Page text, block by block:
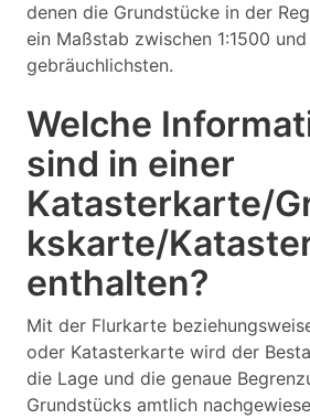
denen die Grundstücke in der
ein Maßstab zwischen 1:1500
gebräuchlichsten.
Welche
sind in einer
Katasterkarte/
kskarte/
enthalten?
Mit der Flurkarte
oder Katasterkarte wird der
die Lage und die genaue
Grundstücks amtlich